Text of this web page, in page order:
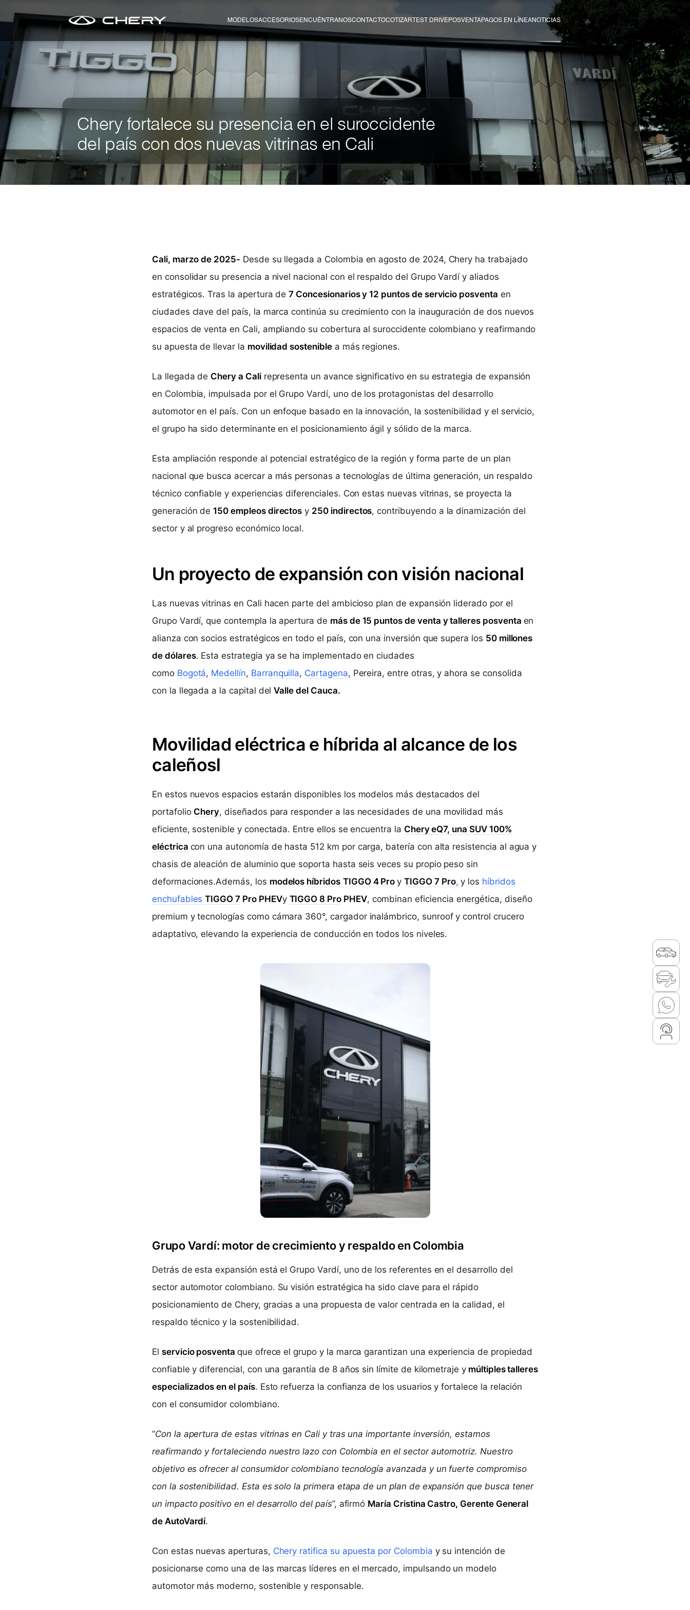
MODELOSACCESORIOSENCUÉNTRANOSCONTACTOCOTIZARTEST DRIVEPOSVENTAPAGOS EN LÍNEANOTICIAS
Chery fortalece su presencia en el suroccidente
del país con dos nuevas vitrinas en Cali
Cali, marzo de 2025- Desde su llegada a Colombia en agosto de 2024, Chery ha trabajado
en consolidar su presencia a nivel nacional con el respaldo del Grupo Vardí y aliados
estratégicos. Tras la apertura de7 Concesionariosy 12 puntos de servicio posventa en
ciudades clave del país, la marca continúa su crecimiento con la inauguración de dos nuevos
espacios de venta en Cali, ampliando su cobertura al suroccidente colombiano y reafirmando
su apuesta de llevar la movilidad sosteniblea más regiones.
La llegada de Chery a Calirepresenta un avance significativo en su estrategia de expansión
en Colombia, impulsada por el Grupo Vardí, uno de los protagonistas del desarrollo
automotor en el país. Con un enfoque basado en la innovación, la sostenibilidad y el servicio,
el grupo ha sido determinante en el posicionamiento ágil y sólido de la marca.
Esta ampliación responde al potencial estratégico de la región y forma parte de un plan
nacional que busca acercar a más personas a tecnologías de última generación, un respaldo
técnico confiable y experiencias diferenciales. Con estas nuevas vitrinas, se proyecta la
generación de 150 empleos directos y 250 indirectos, contribuyendo a la dinamización del
sector y al progreso económico local.
Un proyecto de expansión con visión nacional
Las nuevas vitrinas en Cali hacen parte del ambicioso plan de expansión liderado por el
Grupo Vardí, que contempla la apertura de más de 15 puntos de venta y talleres posventa en
alianza con socios estratégicos en todo el país, con una inversión que supera los 50 millones
de dólares. Esta estrategia ya se ha implementado en ciudades
como Bogotá, Medellín, Barranquilla, Cartagena, Pereira, entre otras, y ahora se consolida
con la llegada a la capital delValle del Cauca.
Movilidad eléctrica e híbrida al alcance de los
caleñosl
En estos nuevos espacios estarán disponibles los modelos más destacados del
portafolio Chery, diseñados para responder a las necesidades de una movilidad más
eficiente, sostenible y conectada. Entre ellos se encuentra la Chery eQ7, unaSUV 100%
eléctrica con una autonomía de hasta 512 km por carga, batería con alta resistencia al agua y
chasis de aleación de aluminio que soporta hasta seis veces su propio peso sin
deformaciones.Además, los modelos híbridos TIGGO 4 Pro yTIGGO 7 Pro, y los híbridos
enchufablesTIGGO 7 Pro PHEVy TIGGO 8 ProPHEV, combinan eficiencia energética, diseño
premium y tecnologías como cámara 360°, cargador inalámbrico, sunroof y control crucero
adaptativo, elevando la experiencia de conducción en todos los niveles.
Grupo Vardí: motor de crecimiento y respaldo en Colombia
Detrás de esta expansión está el Grupo Vardí, uno de los referentes en el desarrollo del
sector automotor colombiano. Su visión estratégica ha sido clave para el rápido
posicionamiento de Chery, gracias a una propuesta de valor centrada en la calidad, el
respaldo técnico y la sostenibilidad.
El servicio posventa que ofrece el grupo y la marca garantizan una experiencia de propiedad
confiable y diferencial, con una garantía de 8 años sin límite de kilometraje ymúltiples talleres
especializados en el país. Esto refuerza la confianza de los usuarios y fortalece la relación
con el consumidor colombiano.
“Con la apertura de estas vitrinas en Cali y tras una importante inversión, estamos
reafirmando y fortaleciendo nuestro lazo con Colombia en el sector automotriz. Nuestro
objetivo es ofrecer al consumidor colombiano tecnología avanzada y un fuerte compromiso
con la sostenibilidad. Esta es solo la primera etapa de un plan de expansión que busca tener
un impacto positivo en el desarrollo del país”, afirmó María Cristina Castro, Gerente General
de AutoVardí.
Con estas nuevas aperturas, Chery ratifica su apuesta por Colombia y su intención de
posicionarse como una de las marcas líderes en el mercado, impulsando un modelo
automotor más moderno, sostenible y responsable.